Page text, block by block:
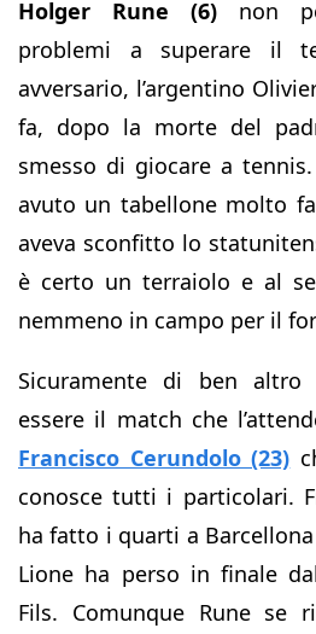
Holger Rune (6) non
problemi a superare il
avversario, l’argentino
fa, dopo la morte del
smesso di giocare a
avuto un tabellone molto
aveva sconfitto lo
è certo un terraiolo e al
nemmeno in campo per il
Sicuramente di ben altro
essere il match che
Francisco Cerundolo (23)
conosce tutti i particolari.
ha fatto i quarti a
Lione ha perso in finale
Fils. Comunque Rune se